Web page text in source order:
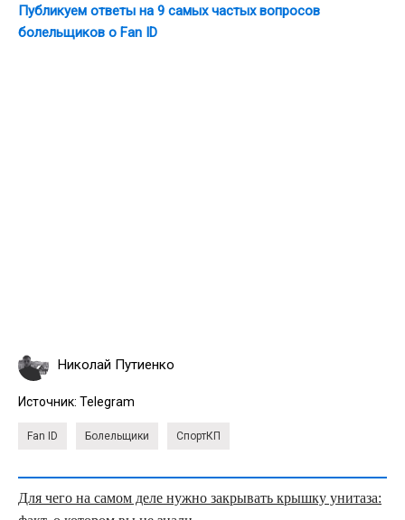
Публикуем ответы на 9 самых частых вопросов
болельщиков о Fan ID
Николай Путиенко
Источник: Telegram
Fan ID Болельщики СпортКП
Для чего на самом деле нужно закрывать крышку унитаза: